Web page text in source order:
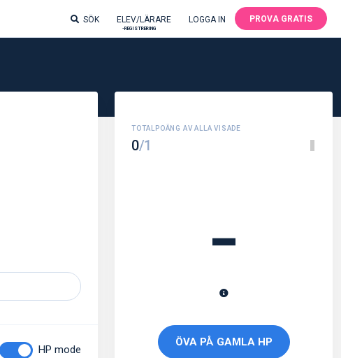
SÖK ELEV/LÄRARE
-REGISTRERING
LOGGA IN PROVA GRATIS
HP mode
0/1
-
ÖVA PÅ GAMLA HP